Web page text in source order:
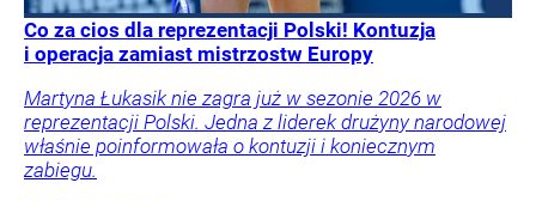
Co za cios dla reprezentacji Polski! Kontuzja
i operacja zamiast mistrzostw Europy
Martyna Łukasik nie zagra już w sezonie 2026 w
reprezentacji Polski. Jedna z liderek drużyny narodowej
właśnie poinformowała o kontuzji i koniecznym
zabiegu.